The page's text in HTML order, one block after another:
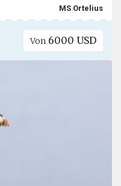
MS Ortelius
Von 6000 USD